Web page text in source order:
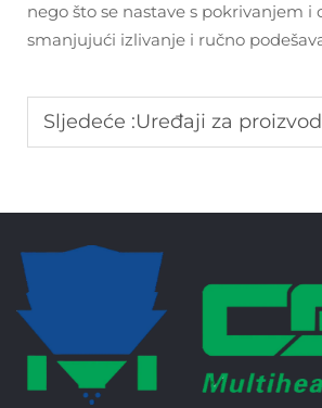
nego što se nastave s pokrivanjem i
smanjujući izlivanje i ručno
Sljedeće :Uređaji za